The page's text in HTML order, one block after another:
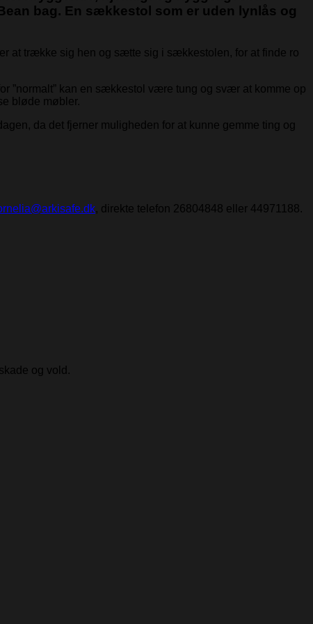
bag. En sækkestol som er uden lynlås og
at trække sig hen og sætte sig i sækkestolen, for at finde ro
”normalt” kan en sækkestol være tung og svær at komme op
bløde møbler.
da det fjerner muligheden for at kunne gemme ting og
, direkte telefon 26804848 eller 44971188.
og vold.